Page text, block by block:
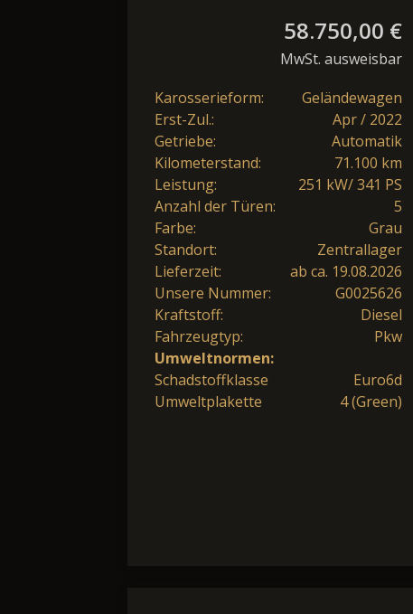
58.750,00 €
MwSt. ausweisbar
Karosserieform:
Geländewagen
Erst-Zul.:
Apr / 2022
Getriebe:
Automatik
Kilometerstand:
71.100 km
Leistung:
251 kW/ 341 PS
Anzahl der Türen:
5
Farbe:
Grau
Standort:
Zentrallager
Lieferzeit:
ab ca. 19.08.2026
Unsere Nummer:
G0025626
Kraftstoff:
Diesel
Fahrzeugtyp:
Pkw
Umweltnormen:
Schadstoffklasse
Euro6d
Umweltplakette
4 (Green)